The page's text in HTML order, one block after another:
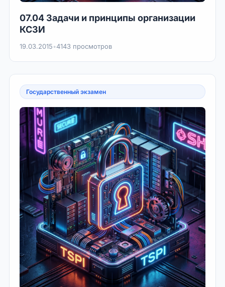
07.04 Задачи и принципы организации
КСЗИ
19.03.2015•4143 просмотров
Государственный экзамен